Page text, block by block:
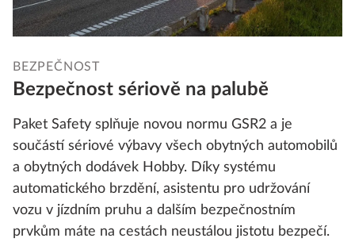
BEZPEČNOST
Bezpečnost sériově na palubě
Paket Safety splňuje novou normu GSR2 a je
součástí sériové výbavy všech obytných automobilů
a obytných dodávek Hobby. Díky systému
automatického brzdění, asistentu pro udržování
vozu v jízdním pruhu a dalším bezpečnostním
prvkům máte na cestách neustálou jistotu bezpečí.